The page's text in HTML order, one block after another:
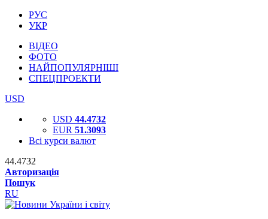
РУС
УКР
ВІДЕО
ФОТО
НАЙПОПУЛЯРНІШІ
СПЕЦПРОЕКТИ
USD
USD 44.4732
EUR 51.3093
Всі курси валют
44.4732
Авторизація
Пошук
RU